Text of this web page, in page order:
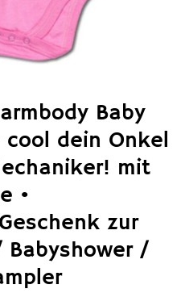
Baby
cool dein Onkel
mit
•
zur
/